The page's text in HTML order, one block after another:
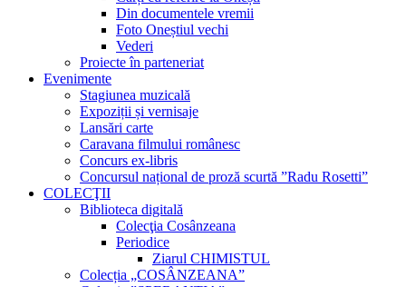
Din documentele vremii
Foto Oneștiul vechi
Vederi
Proiecte în parteneriat
Evenimente
Stagiunea muzicală
Expoziții și vernisaje
Lansări carte
Caravana filmului românesc
Concurs ex-libris
Concursul național de proză scurtă ”Radu Rosetti”
COLECŢII
Biblioteca digitală
Colecţia Cosânzeana
Periodice
Ziarul CHIMISTUL
Colecția „COSÂNZEANA”